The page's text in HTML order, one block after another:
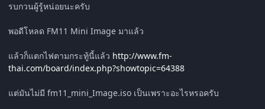
รบกวนผู้รู้หน่อยนะครับ
พอดีโหลด FM11 Mini Image มาแล้ว
แล้วก็แตกไฟตามกระทู้นี้แล้ว http://www.fm-
thai.com/board/index.php?showtopic=64388
แต่มันไม่มี fm11_mini_Image.iso เป็นเพราะอะไรหรอครับ